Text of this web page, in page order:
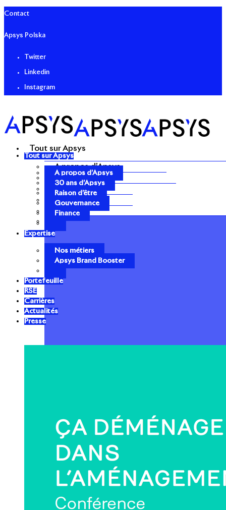
Contact
Apsys Polska
Twitter
Linkedin
Instagram
Tout sur Apsys
A propos d’Apsys
30 ans d’Apsys
Raison d’être
Gouvernance
Finance
Tout sur Apsys
A propos d’Apsys
30 ans d’Apsys
Raison d’être
Gouvernance
Finance
Expertise
Nos métiers
Apsys Brand Booster
Portefeuille
RSE
Carrières
Actualités
Presse